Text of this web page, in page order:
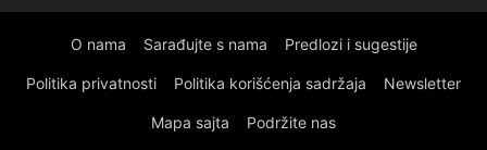
O nama Sarađujte s nama Predlozi i sugestije
Politika privatnosti Politika korišćenja sadržaja Newsletter
Mapa sajta Podržite nas